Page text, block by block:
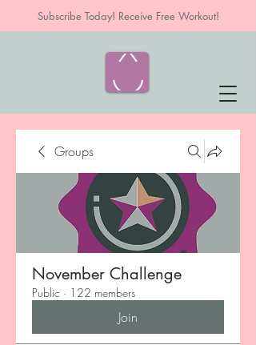
Subscribe Today! Receive Free Workout!
Groups
November Challenge
Public · 122 members
Join